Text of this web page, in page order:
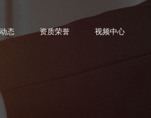
态 资质荣誉 视频中心